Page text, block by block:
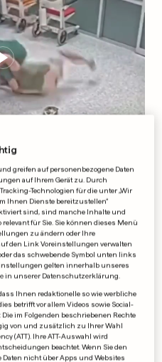
an –
Maradonas letzte
greifen auf personenbezogene Daten
auf Ihrem Gerät zu. Durch
Technologien für die unter „Wir
Ihnen Dienste bereitzustellen“
sind, sind manche Inhalte und
für Sie. Sie können dieses Menü
zu ändern oder Ihre
den Link Voreinstellungen verwalten
das schwebende Symbol unten links
gelten innerhalb unseres
in unserer Datenschutzerklärung.
Ihnen redaktionelle so wie werbliche
betrifft vor allem Videos sowie Social-
im Folgenden beschriebenen Rechte
von und zusätzlich zu Ihrer Wahl
(ATT). Ihre ATT-Auswahl wird
beachtet. Wenn Sie den
Daten nicht über Apps und Websites